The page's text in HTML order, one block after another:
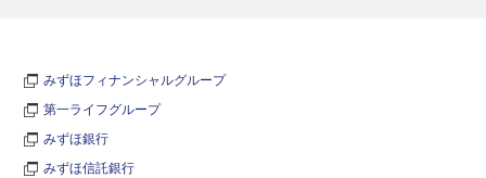
みずほフィナンシャルグループ
第一ライフグループ
みずほ銀行
みずほ信託銀行